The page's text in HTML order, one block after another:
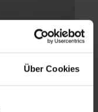
Über Cookies